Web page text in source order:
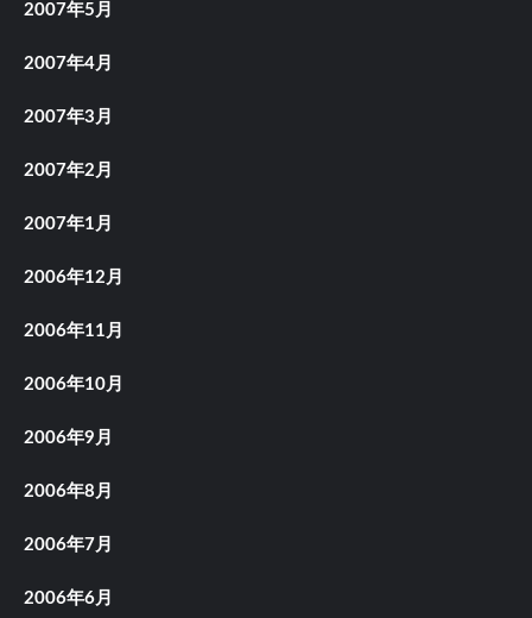
2007年5月
2007年4月
2007年3月
2007年2月
2007年1月
2006年12月
2006年11月
2006年10月
2006年9月
2006年8月
2006年7月
2006年6月